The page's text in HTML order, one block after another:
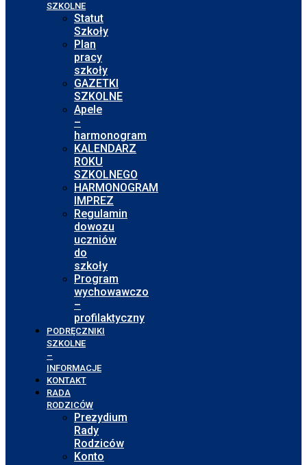
SZKOLNE
Statut
Szkoły
Plan
pracy
szkoły
GAZETKI
SZKOLNE
Apele
–
harmonogram
KALENDARZ
ROKU
SZKOLNEGO
HARMONOGRAM
IMPREZ
Regulamin
dowozu
uczniów
do
szkoły
Program
wychowawczo
–
profilaktyczny
PODRĘCZNIKI
SZKOLNE
–
INFORMACJE
KONTAKT
RADA
RODZICÓW
Prezydium
Rady
Rodziców
Konto